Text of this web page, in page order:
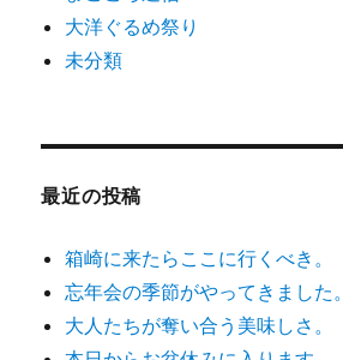
大洋ぐるめ祭り
未分類
最近の投稿
箱崎に来たらここに行くべき。
忘年会の季節がやってきました。
大人たちが奪い合う美味しさ。